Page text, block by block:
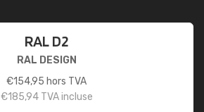
RAL D2
RAL DESIGN
€154,95 hors TVA
€185,94TVA incluse